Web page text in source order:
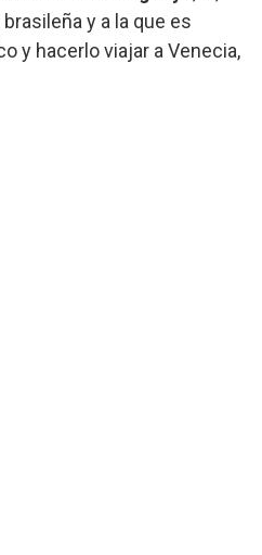
y a la que es
y hacerlo viajar a Venecia,